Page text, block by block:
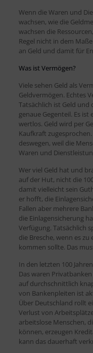
Wenn die Waren und
wachsen, wie die
wachsen die
Regel nicht in dem
an Geld und damit für
Was ist Vermögen?
Viele sehen Geld als
Geldvermögen. Echtes
Tatsächlich ist Geld und
genaue Gegenteil. Es
wertlos. Geld wird per
Kaufkraft
deswegen, weil die
Waren und
Wer viel Geld hat und
auf der Hut, nicht die
damit vielleicht sein
er hofft, die
Fallen aber mehrere
die Einlagensicherung
Verfügung. Tatsächlich
die Bresche, wenn es
kommen sollte. Das
In den letzten 100
Das waren
auf durchschnittlich
von Bankenpleiten ist
Über Deutschland rollt
Verlust von
arbeitslose Menschen,
können, erzeugen
kann das dauerhaft